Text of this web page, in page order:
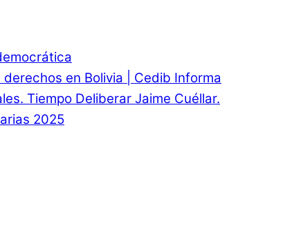
en Bolivia | Cedib Informa
Tiempo Deliberar Jaime Cuéllar.
2025